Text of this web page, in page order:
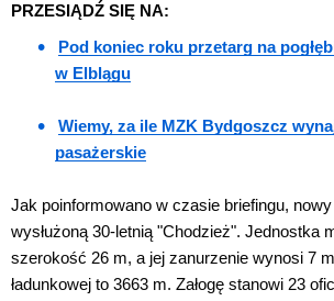
PRZESIĄDŹ SIĘ NA:
Pod koniec roku przetarg na
w Elblągu
Wiemy, za ile MZK Bydgoszcz
pasażerskie
Jak poinformowano w czasie briefingu,
wysłużoną 30-letnią "Chodzież". Jednostka
szerokość 26 m, a jej zanurzenie wynosi 7
ładunkowej to 3663 m. Załogę stanowi 23